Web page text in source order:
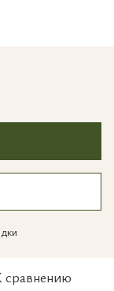
сравнению